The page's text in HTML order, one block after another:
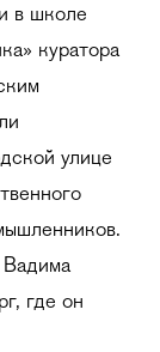
в школе
куратора
улице
где он